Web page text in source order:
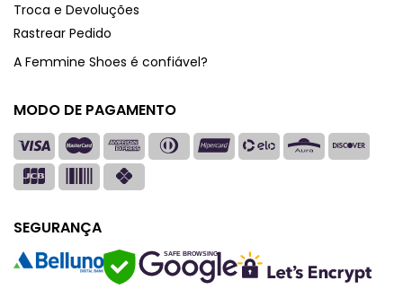
Troca e Devoluções
Rastrear Pedido
A Femmine Shoes é confiável?
MODO DE PAGAMENTO
SEGURANÇA
SAFE BROWSING